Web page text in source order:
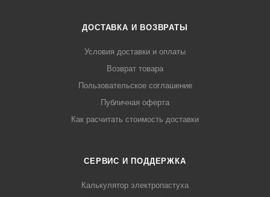
ДОСТАВКА И ВОЗВРАТЫ
Условия доставки и оплаты
Возврат товара
Пользовательское соглашение
Публичная оферта
Как расчитать стоимость доставки
СЕРВИС И ПОДДЕРЖКА
Калькулятор электропастуха